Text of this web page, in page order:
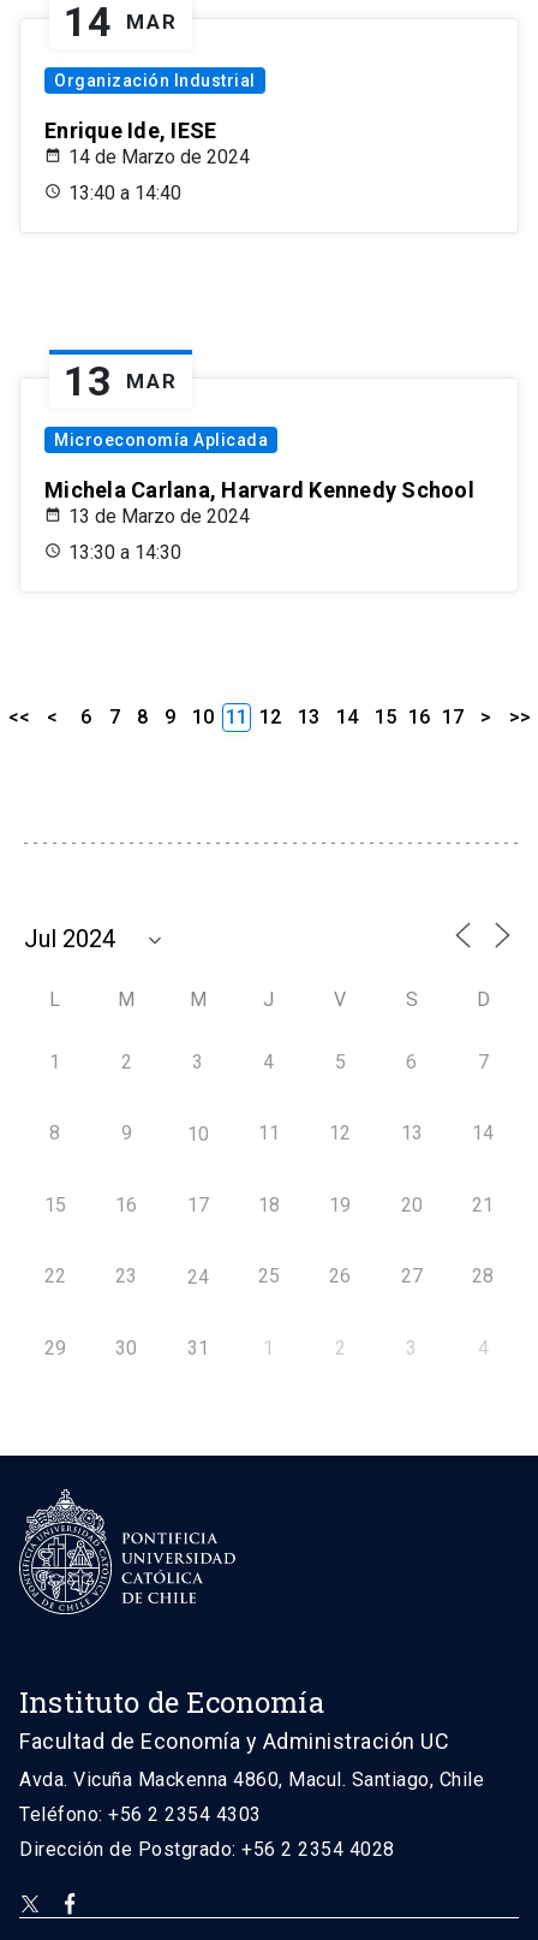
14 MAR
Organización Industrial
Enrique Ide, IESE
14 de Marzo de 2024
13:40 a 14:40
13 MAR
Microeconomía Aplicada
Michela Carlana, Harvard Kennedy School
13 de Marzo de 2024
13:30 a 14:30
<< < 6 7 8 9 10 11 12 13 14 15 16 17 > >>
L M M J V S D
1 2 3 4 5 6 7
8 9 10 11 12 13 14
15 16 17 18 19 20 21
22 23 24 25 26 27 28
29 30 31 1 2 3 4
Instituto de Economía
Facultad de Economía y Administración UC
Avda. Vicuña Mackenna 4860, Macul. Santiago, Chile
Teléfono: +56 2 2354 4303
Dirección de Postgrado: +56 2 2354 4028